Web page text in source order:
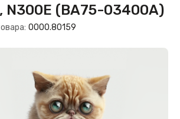
N300E (BA75-03400A)
0000.80159